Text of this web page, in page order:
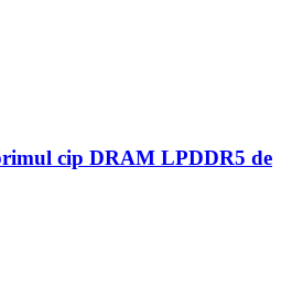
cip DRAM LPDDR5 de